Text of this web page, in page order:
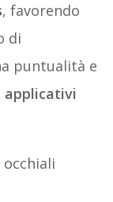
, favorendo
di
puntualità e